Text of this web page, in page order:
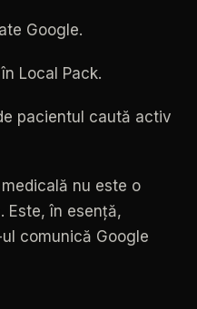
Google.
în Local Pack.
pacientul caută activ
medicală nu este o
Este, în esență,
comunică Google